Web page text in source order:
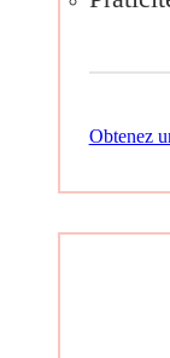
Obtenez